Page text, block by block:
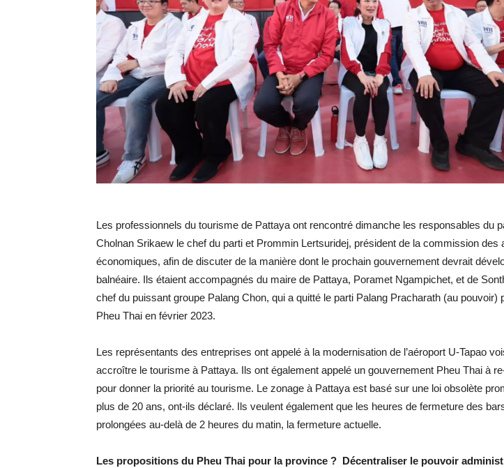
Les professionnels du tourisme de Pattaya ont rencontré dimanche les responsables du
Cholnan Srikaew le chef du parti et Prommin Lertsuridej, président de la commission des
économiques, afin de discuter de la manière dont le prochain gouvernement devrait
balnéaire. Ils étaient accompagnés du maire de Pattaya, Poramet Ngampichet, et de
chef du puissant groupe Palang Chon, qui a quitté le parti Palang Pracharath (au pouvoir)
Pheu Thai en février 2023.
Les représentants des entreprises ont appelé à la modernisation de l’aéroport U-Tapao
accroître le tourisme à Pattaya. Ils ont également appelé un gouvernement Pheu Thai à
pour donner la priorité au tourisme. Le zonage à Pattaya est basé sur une loi obsolète
plus de 20 ans, ont-ils déclaré. Ils veulent également que les heures de fermeture des
prolongées au-delà de 2 heures du matin, la fermeture actuelle.
Les propositions du Pheu Thai pour la province ? Décentraliser le pouvoir